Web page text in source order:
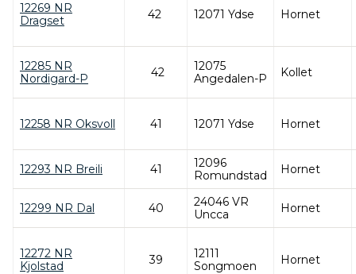
12269 NR
Dragset
42 12071 Ydse Hornet
12285 NR
Nordigard-P
42
12075
Angedalen-P
Kollet
12258 NR Oksvoll 41 12071 Ydse Hornet
12293 NR Breili 41
12096
Romundstad
Hornet
12299 NR Dal 40
24046 VR
Uncca
Hornet
12272 NR
Kjolstad
39
12111
Songmoen
Hornet